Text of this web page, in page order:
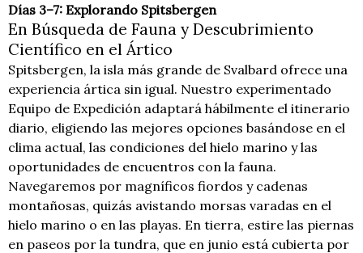
Días 3–7: Explorando Spitsbergen
En Búsqueda de Fauna y Descubrimiento
Científico en el Ártico
Spitsbergen, la isla más grande de Svalbard ofrece una
experiencia ártica sin igual. Nuestro experimentado
Equipo de Expedición adaptará hábilmente el itinerario
diario, eligiendo las mejores opciones basándose en el
clima actual, las condiciones del hielo marino y las
oportunidades de encuentros con la fauna.
Navegaremos por magníficos fiordos y cadenas
montañosas, quizás avistando morsas varadas en el
hielo marino o en las playas. En tierra, estire las piernas
en paseos por la tundra, que en junio está cubierta por